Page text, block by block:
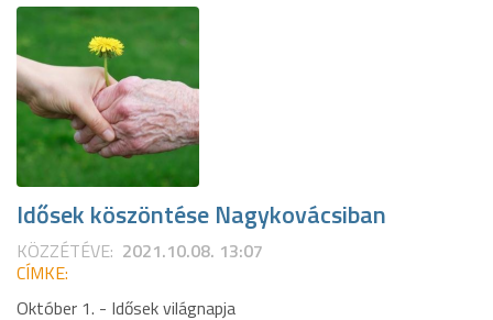
Idősek köszöntése Nagykovácsiban
KÖZZÉTÉVE: 2021.10.08. 13:07
CÍMKE:
Október 1. - Idősek világnapja